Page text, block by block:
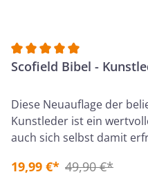
Durchschnittliche
Scofield Bibel -
Diese Neuauflage der
Kunstleder ist ein
auch sich selbst damit
Parallelstellenangaben
19,99 €* 49,90 €*